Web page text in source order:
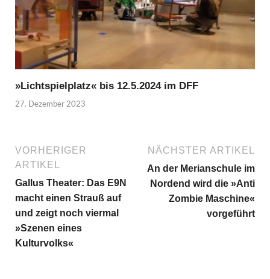
»Lichtspielplatz« bis 12.5.2024 im DFF
27. Dezember 2023
VORHERIGER
ARTIKEL
Gallus Theater: Das E9N
macht einen Strauß auf
und zeigt noch viermal
»Szenen eines
Kulturvolks«
NÄCHSTER ARTIKEL
An der Merianschule im
Nordend wird die »Anti
Zombie Maschine«
vorgeführt